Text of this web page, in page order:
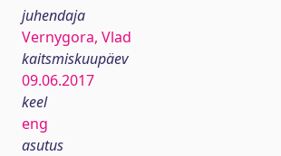
juhendaja
Vernygora, Vlad
kaitsmiskuupäev
09.06.2017
keel
eng
asutus